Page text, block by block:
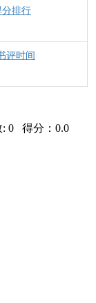
分排行
评时间
: 0 得分：0.0